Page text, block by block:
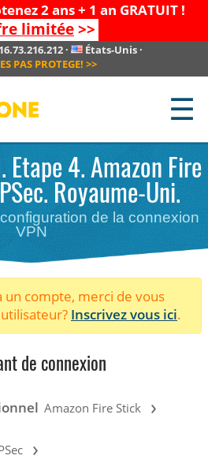
2 ans + 1 an GRATUIT !
limitée>>
· États-Unis ·
PAS PROTEGE! >>
☰
Etape 4. Amazon Fire
Royaume-Uni.
de la connexion
VPN
un compte, merci de vous
Inscrivez vous ici.
de connexion
Amazon Fire Stick ›
›